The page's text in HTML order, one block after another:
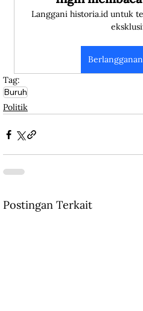
Langgani historia.id untuk
Tag:
Buruh
Politik
Postingan Terkait